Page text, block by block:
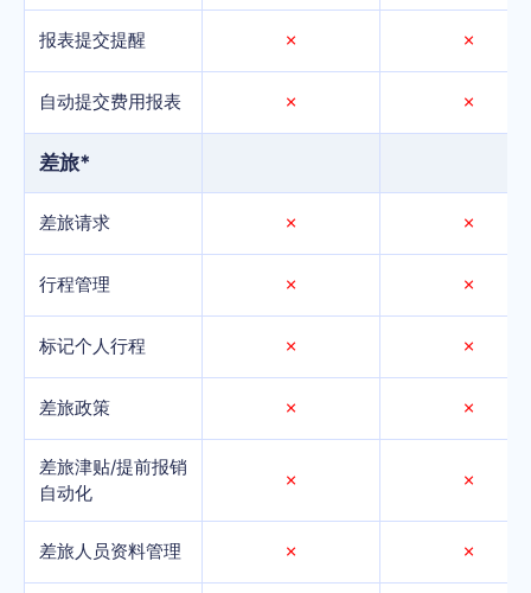
报表提交提醒 ✗ ✗
自动提交费用报表 ✗ ✗
差旅*
差旅请求 ✗ ✗
行程管理 ✗ ✗
标记个人行程 ✗ ✗
差旅政策 ✗ ✗
差旅津贴/提前报销
自动化
✗ ✗
差旅人员资料管理 ✗ ✗